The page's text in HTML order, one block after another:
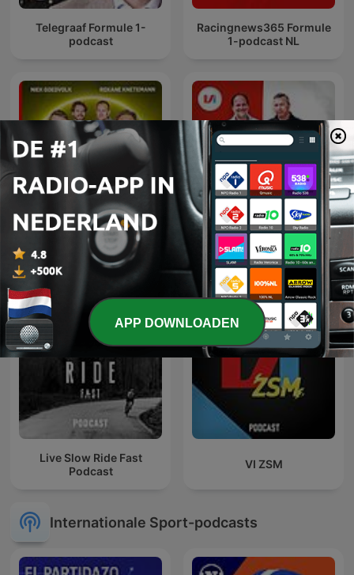
Telegraaf Formule 1-
podcast
Racingnews365 Formule
1-podcast NL
In Het Wiel Dick Voormekaar Podcast
Live Slow Ride Fast
Podcast
VI ZSM
Internationale Sport-podcasts
APP DOWNLOADEN